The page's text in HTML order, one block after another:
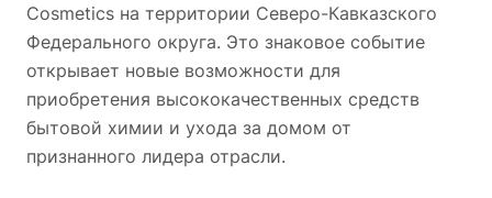
Cosmetics на территории Северо-Кавказского
Федерального округа. Это знаковое событие
открывает новые возможности для
приобретения высококачественных средств
бытовой химии и ухода за домом от
признанного лидера отрасли.